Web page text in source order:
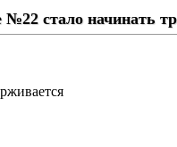
стало начинать